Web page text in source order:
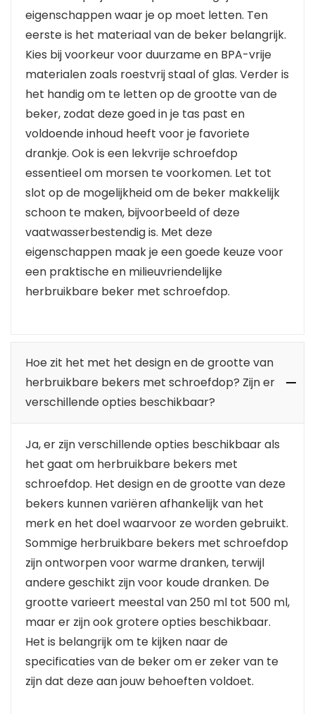
eigenschappen waar je op moet letten. Ten
eerste is het materiaal van de beker belangrijk.
Kies bij voorkeur voor duurzame en BPA-vrije
materialen zoals roestvrij staal of glas. Verder is
het handig om te letten op de grootte van de
beker, zodat deze goed in je tas past en
voldoende inhoud heeft voor je favoriete
drankje. Ook is een lekvrije schroefdop
essentieel om morsen te voorkomen. Let tot
slot op de mogelijkheid om de beker makkelijk
schoon te maken, bijvoorbeeld of deze
vaatwasserbestendig is. Met deze
eigenschappen maak je een goede keuze voor
een praktische en milieuvriendelijke
herbruikbare beker met schroefdop.
Hoe zit het met het design en de grootte van
herbruikbare bekers met schroefdop? Zijn er
verschillende opties beschikbaar?
Ja, er zijn verschillende opties beschikbaar als
het gaat om herbruikbare bekers met
schroefdop. Het design en de grootte van deze
bekers kunnen variëren afhankelijk van het
merk en het doel waarvoor ze worden gebruikt.
Sommige herbruikbare bekers met schroefdop
zijn ontworpen voor warme dranken, terwijl
andere geschikt zijn voor koude dranken. De
grootte varieert meestal van 250 ml tot 500 ml,
maar er zijn ook grotere opties beschikbaar.
Het is belangrijk om te kijken naar de
specificaties van de beker om er zeker van te
zijn dat deze aan jouw behoeften voldoet.